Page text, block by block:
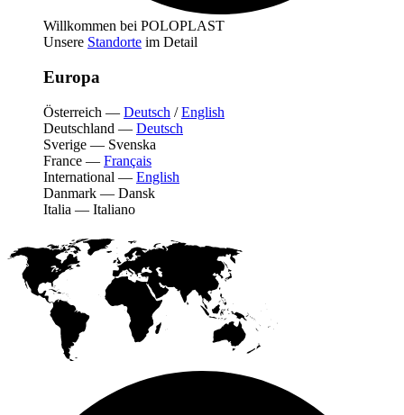
Willkommen bei POLOPLAST
Unsere Standorte im Detail
Europa
Österreich — Deutsch /English
Deutschland — Deutsch
Sverige — Svenska
France — Français
International — English
Danmark — Dansk
Italia — Italiano